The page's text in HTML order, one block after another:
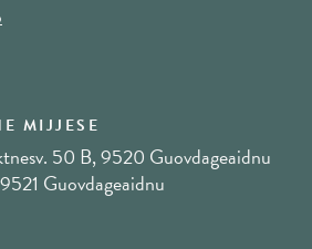
MIJJESE
50 B, 9520 Guovdageaidnu
Guovdageaidnu